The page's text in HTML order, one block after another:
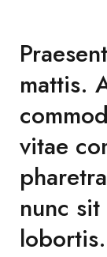
mattis.
vitae
nunc
lobortis.